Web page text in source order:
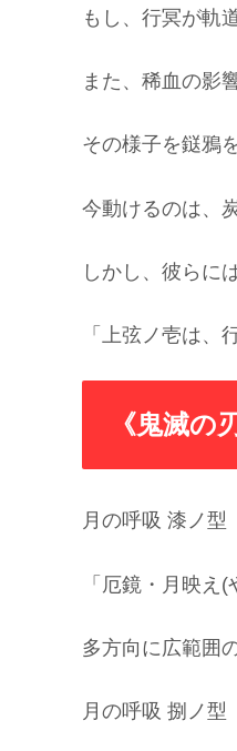
もし、行冥が軌
また、稀血の影
その様子を鎹鴉
今動けるのは、
しかし、彼らに
「上弦ノ壱は、
《鬼滅の
月の呼吸 漆ノ型
「厄鏡・月映え
多方向に広範囲
月の呼吸 捌ノ型